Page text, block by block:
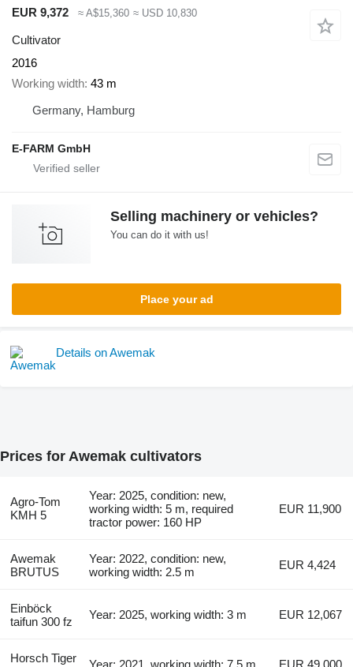
EUR 9,372
≈ A$15,360 ≈ USD 10,830
Cultivator
2016
Working width 43 m
Germany, Hamburg
E-FARM GmbH
Selling machinery or vehicles?
You can do it with us!
Place your ad
Details on Awemak
Prices for Awemak cultivators
Agro-Tom
KMH 5
Year: 2025, condition: new,
working width: 5 m, required
tractor power: 160 HP
EUR 11,900
Awemak
BRUTUS
Year: 2022, condition: new,
working width: 2.5 m
EUR 4,424
Einböck
taifun 300 fz
Year: 2025, working width: 3 m EUR 12,067
Horsch Tiger